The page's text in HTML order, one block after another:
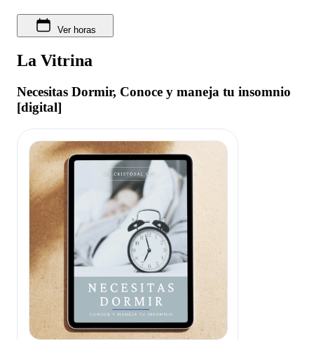
Ver horas
La Vitrina
Necesitas Dormir, Conoce y maneja tu insomnio
[digital]